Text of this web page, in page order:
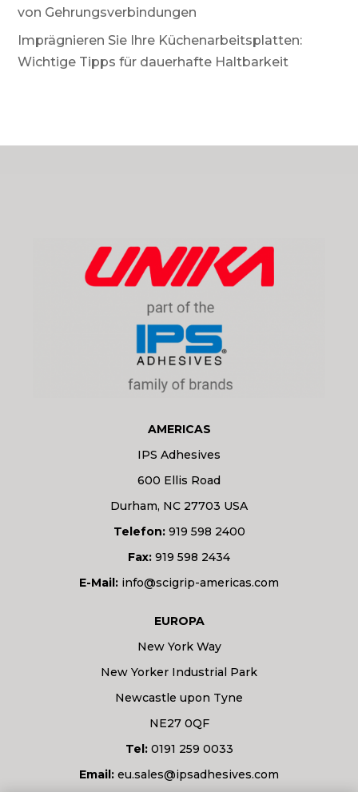
von Gehrungsverbindungen
Imprägnieren Sie Ihre Küchenarbeitsplatten:
Wichtige Tipps für dauerhafte Haltbarkeit
AMERICAS
IPS Adhesives
600 Ellis Road
Durham, NC 27703 USA
Telefon:919 598 2400
Fax: 919 598 2434
E-Mail: info@scigrip-americas.com
EUROPA
New York Way
New Yorker Industrial Park
Newcastle upon Tyne
NE27 0QF
Tel:0191 259 0033
Email: eu.sales@ipsadhesives.com